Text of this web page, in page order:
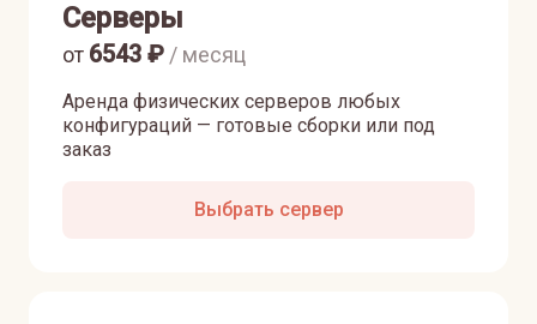
Серверы
Аренда физических серверов любых
конфигураций — готовые сборки или под
заказ
от 6543 ₽ / месяц
Выбрать сервер